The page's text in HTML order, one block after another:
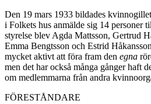
Den 19 mars 1933 bildades
i Folkets hus anmälde sig 14 personer
styrelse blev Agda Mattsson, Gertrud
Emma Bengtsson och Estrid
mycket aktivt att föra fram den egna
men det har också många gånger haft
om medlemmarna från andra
FÖRESTÅNDARE